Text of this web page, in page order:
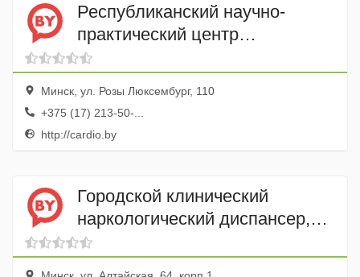
Республиканский научно-
практический центр
Кардиологии
Минск, ул. Розы Люксембург, 110
+375 (17) 213-50-...
http://cardio.by
Городской клинический
наркологический диспансер,
филиал